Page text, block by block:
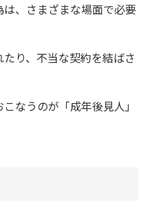
、さまざまな場面で必要
り、不当な契約を結ばさ
なうのが「成年後見人」